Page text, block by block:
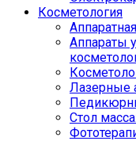
Косметология
Аппараты
Лазерные
Стол